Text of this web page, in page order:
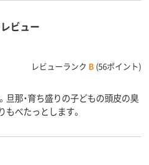
ビュー
レビューランク B (56ポイント)
旦那・育ち盛りの子どもの頭皮の臭
もべたっとします。